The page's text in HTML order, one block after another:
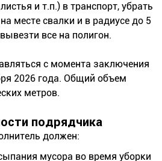
и т.п.) в транспорт, убрать
месте свалки и в радиусе до 5
все на полигон.
с момента заключения
2026 года. Общий объем
метров.
подрядчика
должен:
мусора во время уборки